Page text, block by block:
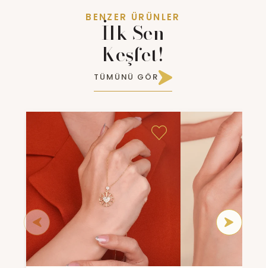
BENZER ÜRÜNLER
İlk Sen
Keşfet!
TÜMÜNÜ GÖR